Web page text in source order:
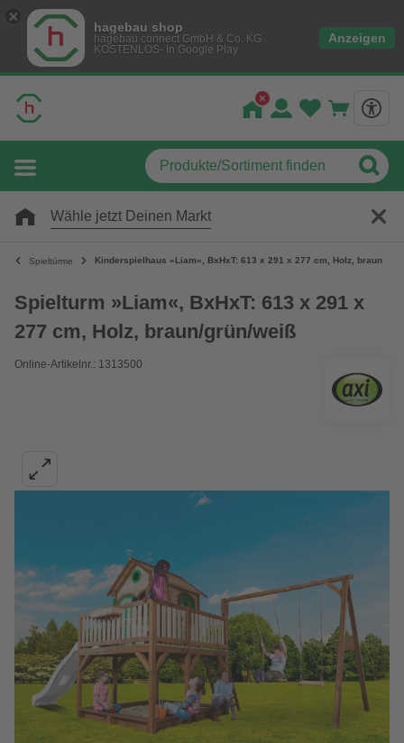
hagebau shop
hagebau connect GmbH & Co. KG
KOSTENLOS- In Google Play
Anzeigen
Wähle jetzt Deinen Markt
Spieltürme Kinderspielhaus »Liam«, BxHxT: 613 x 291 x 277 cm, Holz, braun/
Spielturm »Liam«, BxHxT: 613 x 291 x
277 cm, Holz, braun/grün/weiß
Online-Artikelnr.: 1313500